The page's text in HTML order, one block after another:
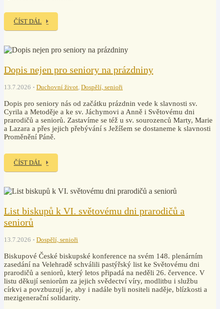
ČÍST DÁL
Dopis nejen pro seniory na prázdniny
13.7.2026 Duchovní život, Dospělí, senioři
Dopis pro seniory nás od začátku prázdnin vede k slavnosti sv.
Cyrila a Metoděje a ke sv. Jáchymovi a Anně i Světovému dni
prarodičů a seniorů. Zastavíme se též u sv. sourozenců Marty, Marie
a Lazara a přes jejich přebývání s Ježíšem se dostaneme k slavnosti
Proměnění Páně.
ČÍST DÁL
List biskupů k VI. světovému dni prarodičů a
seniorů
13.7.2026 Dospělí, senioři
Biskupové České biskupské konference na svém 148. plenárním
zasedání na Velehradě schválili pastýřský list ke Světovému dni
prarodičů a seniorů, který letos připadá na neděli 26. července. V
listu děkují seniorům za jejich svědectví víry, modlitbu i službu
církvi a povzbuzují je, aby i nadále byli nositeli naděje, blízkosti a
mezigenerační solidarity.